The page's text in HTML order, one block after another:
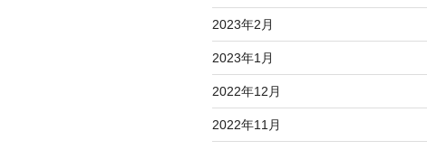
2023年2月
2023年1月
2022年12月
2022年11月